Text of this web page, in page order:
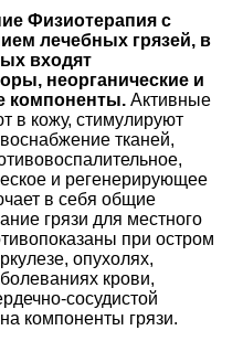
Западная
1Л; м. Строгино
Науки
корп. 6; м. Академическая
≈1702₽
≈1290₽
≈2174₽
≈2561₽
медицины
≈2073₽
—
полями
≈836₽
Физиотерапия с
лечебных грязей, в
входят
неорганические и
компоненты. Активные
в кожу, стимулируют
тканей,
и регенерирующее
в себя общие
грязи для местного
при остром
опухолях,
крови,
сосудистой
компоненты грязи.